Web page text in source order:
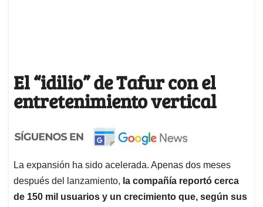
El “idilio” de Tafur con el
entretenimiento vertical
La expansión ha sido acelerada. Apenas dos meses
después del lanzamiento, la compañía reportó cerca
de 150 mil usuarios y un crecimiento que, según sus